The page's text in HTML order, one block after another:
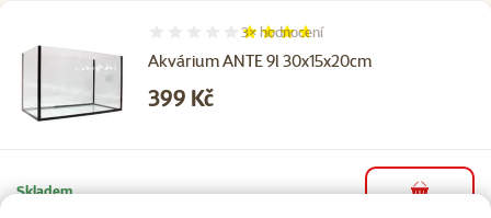
Akvárium ANTE 9l 30x15x20cm
Hodnocení 73%, počet hodnocení: 3
3× hodnocení
Cena
399 Kč
Skladem do košíku